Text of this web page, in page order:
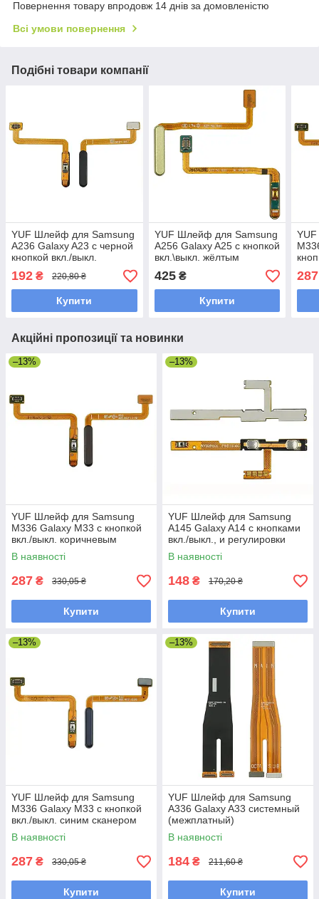
Повернення товару впродовж 14 днів за домовленістю
Всі умови повернення
Подібні товари компанії
YUF Шлейф для Samsung
A236 Galaxy A23 с черной
кнопкой вкл./выкл.
192 ₴ 220,80 ₴
Купити
YUF Шлейф для Samsung
A256 Galaxy A25 с кнопкой
вкл.\выкл. жёлтым
сканером отпечатка
пальца
425₴
Купити
287
Акційні пропозиції та новинки
–13%
YUF Шлейф для Samsung
M336 Galaxy M33 с кнопкой
вкл./выкл. коричневым
сканером отпечатка пальца
В наявності
287 ₴ 330,05 ₴
Купити
–13%
YUF Шлейф для Samsung
A145 Galaxy A14 с кнопками
вкл./выкл., и регулировки
громкости
В наявності
148 ₴ 170,20 ₴
Купити
–13%
YUF Шлейф для Samsung
M336 Galaxy M33 с кнопкой
вкл./выкл. синим сканером
отпечатка пальца
В наявності
287 ₴ 330,05 ₴
Купити
–13%
YUF Шлейф для Samsung
A336 Galaxy A33 системный
(межплатный)
В наявності
184 ₴ 211,60 ₴
Купити